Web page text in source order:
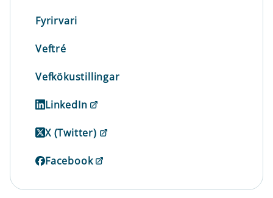
Fyrirvari
Veftré
Vefkökustillingar
LinkedIn
X (Twitter)
Facebook